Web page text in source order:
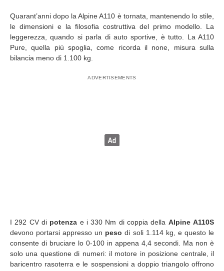
Quarant’anni dopo la Alpine A110 è tornata, mantenendo lo stile,
le dimensioni e la filosofia costruttiva del primo modello. La
leggerezza, quando si parla di auto sportive, è tutto. La A110
Pure, quella più spoglia, come ricorda il none, misura sulla
bilancia meno di 1.100 kg.
I 292 CV di potenza e i 330 Nm di coppia della Alpine A110S
devono portarsi appresso un pesodi soli 1.114 kg, e questo le
consente di bruciare lo 0-100 in appena 4,4 secondi. Ma non è
solo una questione di numeri: il motore in posizione centrale, il
baricentro rasoterra e le sospensioni a doppio triangolo offrono